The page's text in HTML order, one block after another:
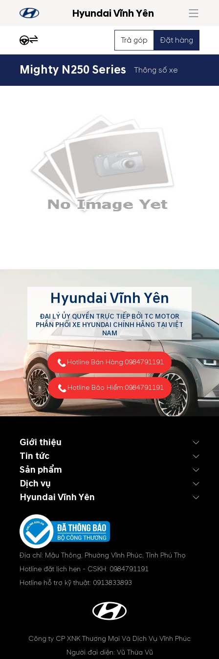
Hyundai Vĩnh Yên
Trả góp Đặt hàng
Mighty N250 Series Thông số xe
Hyundai Vĩnh Yên
ĐẠI LÝ ỦY QUYỀN TRỰC TIẾP BỞI TC MOTOR
PHÂN PHỐI XE HYUNDAI CHÍNH HÃNG TẠI VIỆT
NAM
Hotline Bán Hàng:0984791191
Hotline Bảo Hiểm:0984791191
Giới thiệu
Tin tức
Sản phẩm
Dịch vụ
Hyundai Vĩnh Yên
Địa chỉ: Mậu Thông, Phường Vĩnh Phúc, Tỉnh Phú Thọ
Hotline đặt lịch hẹn - CSKH: 0984791191
Hotline hỗ trợ kỹ thuật: 0913833893
Công ty CP XNK Thương Mại Và Dịch Vụ Vĩnh Phúc
Người đại diện: Vũ Thừa Vũ